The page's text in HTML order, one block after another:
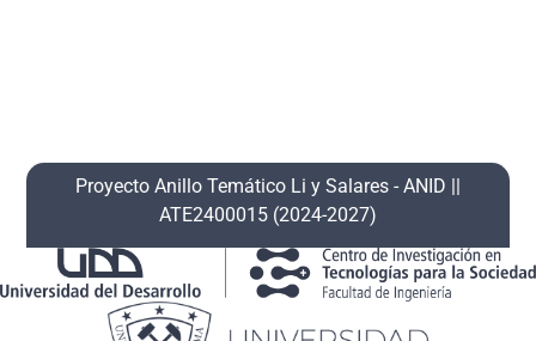
Proyecto Anillo Temático Li y Salares ​- ANID​ ||
ATE2400015 (2024-2027)